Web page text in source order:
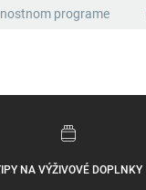
programe
NA VÝŽIVOVÉ DOPLNKY